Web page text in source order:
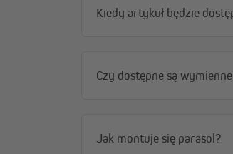
Kiedy artykuł będzie
Czy dostępne są
Jak montuje się parasol?